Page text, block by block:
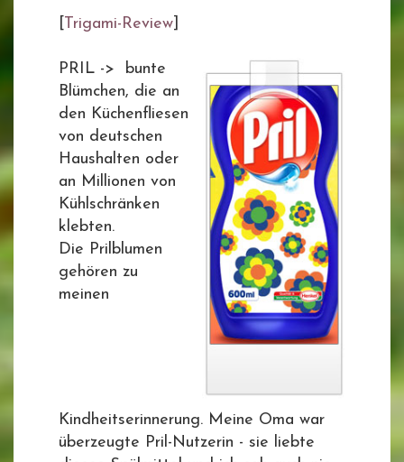
[ Trigami-Review]
PRIL -> bunte
Blümchen, die an
den Küchenfliesen
von deutschen
Haushalten oder
an Millionen von
Kühlschränken
klebten.
Die Prilblumen
gehören zu
meinen
Kindheitserinnerung. Meine Oma war
überzeugte Pril-Nutzerin - sie liebte